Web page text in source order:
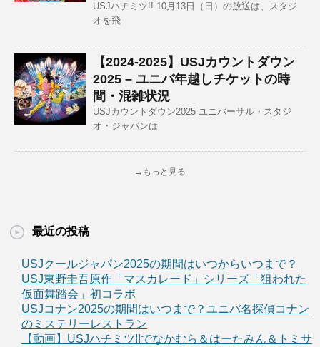
USJハチミツ!! 10月13日（日）の放送は、スタジ
オを飛
【2024-2025】USJカウントダウン
2025 – ユニバ年越しチケットの時
間・混雑状況
USJカウントダウン2025 ユニバーサル・スタジ
オ・ジャパンは
→もっと見る
最近の投稿
USJクールジャパン2025の期間はいつからいつまで？
USJ東野圭吾原作「マスカレード」シリーズ「狙われた
仮面舞踏会」初コラボ
USJコナン2025の期間はいつまで？ユニバ名探偵コナン
のミステリーレストラン
【動画】USJハチミツ!!でなかむら＆はーたみん＆トミサ